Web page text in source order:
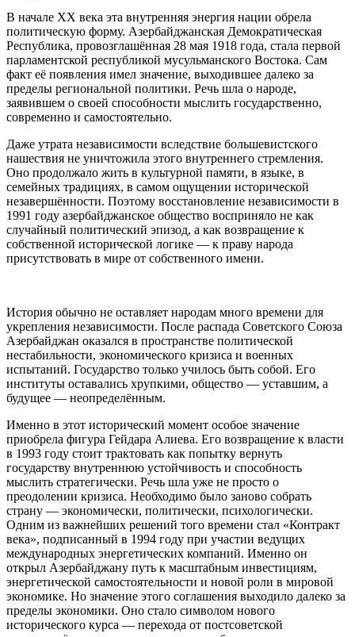
В начале XX века эта внутренняя энергия нации обрела
политическую форму. Азербайджанская Демократическая
Республика, провозглашённая 28 мая 1918 года, стала первой
парламентской республикой мусульманского Востока. Сам
факт её появления имел значение, выходившее далеко за
пределы региональной политики. Речь шла о народе,
заявившем о своей способности мыслить государственно,
современно и самостоятельно.
Даже утрата независимости вследствие большевистского
нашествия не уничтожила этого внутреннего стремления.
Оно продолжало жить в культурной памяти, в языке, в
семейных традициях, в самом ощущении исторической
незавершённости. Поэтому восстановление независимости в
1991 году азербайджанское общество восприняло не как
случайный политический эпизод, а как возвращение к
собственной исторической логике — к праву народа
присутствовать в мире от собственного имени.
История обычно не оставляет народам много времени для
укрепления независимости. После распада Советского Союза
Азербайджан оказался в пространстве политической
нестабильности, экономического кризиса и военных
испытаний. Государство только училось быть собой. Его
институты оставались хрупкими, общество — уставшим, а
будущее — неопределённым.
Именно в этот исторический момент особое значение
приобрела фигура Гейдара Алиева. Его возвращение к власти
в 1993 году стоит трактовать как попытку вернуть
государству внутреннюю устойчивость и способность
мыслить стратегически. Речь шла уже не просто о
преодолении кризиса. Необходимо было заново собрать
страну — экономически, политически, психологически.
Одним из важнейших решений того времени стал «Контракт
века», подписанный в 1994 году при участии ведущих
международных энергетических компаний. Именно он
открыл Азербайджану путь к масштабным инвестициям,
энергетической самостоятельности и новой роли в мировой
экономике. Но значение этого соглашения выходило далеко за
пределы экономики. Оно стало символом нового
исторического курса — перехода от постсоветской